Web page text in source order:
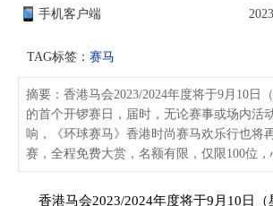
手机客户端
TAG标签： 赛马
摘要：香港马会2023/2024年度将于9月10
的首个开锣赛日，届时，无论赛事或场内活
响，《环球赛马》香港时尚赛马欢乐行也将
赛，全程免费大赏，名额有限，仅限100位
香港马会2023/2024年度将于9月10日